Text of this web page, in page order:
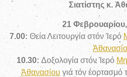
Σιατίστης κ.
21
7.00: Θεία Λειτουργία στόν Ἱερό
10.30: Δοξολογία στόν Ἱερό
Ἀθανασίου γιά τόν ἑορτασμό